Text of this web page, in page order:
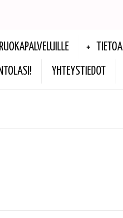
RUOKAPALVELUILLE TIETOA
YHTEYSTIEDOT